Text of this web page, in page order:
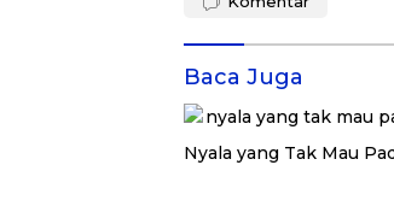
Baca Juga
Nyala yang Tak Mau